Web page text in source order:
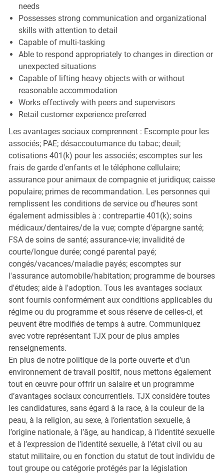
needs
Possesses strong communication and organizational
skills with attention to detail
Capable of multi-tasking
Able to respond appropriately to changes in direction or
unexpected situations
Capable of lifting heavy objects with or without
reasonable accommodation
Works effectively with peers and supervisors
Retail customer experience preferred
Les avantages sociaux comprennent : Escompte pour les
associés; PAE; désaccoutumance du tabac; deuil;
cotisations 401(k) pour les associés; escomptes sur les
frais de garde d'enfants et le téléphone cellulaire;
assurance pour animaux de compagnie et juridique; caisse
populaire; primes de recommandation. Les personnes qui
remplissent les conditions de service ou d'heures sont
également admissibles à : contrepartie 401(k); soins
médicaux/dentaires/de la vue; compte d'épargne santé;
FSA de soins de santé; assurance-vie; invalidité de
courte/longue durée; congé parental payé;
congés/vacances/maladie payés; escomptes sur
l'assurance automobile/habitation; programme de bourses
d'études; aide à l'adoption. Tous les avantages sociaux
sont fournis conformément aux conditions applicables du
régime ou du programme et sous réserve de celles-ci, et
peuvent être modifiés de temps à autre. Communiquez
avec votre représentant TJX pour de plus amples
renseignements.
En plus de notre politique de la porte ouverte et d’un
environnement de travail positif, nous mettons également
tout en œuvre pour offrir un salaire et un programme
d’avantages sociaux concurrentiels. TJX considère toutes
les candidatures, sans égard à la race, à la couleur de la
peau, à la religion, au sexe, à l’orientation sexuelle, à
l’origine nationale, à l’âge, au handicap, à l’identité sexuelle
et à l’expression de l’identité sexuelle, à l’état civil ou au
statut militaire, ou en fonction du statut de tout individu de
tout groupe ou catégorie protégés par la législation